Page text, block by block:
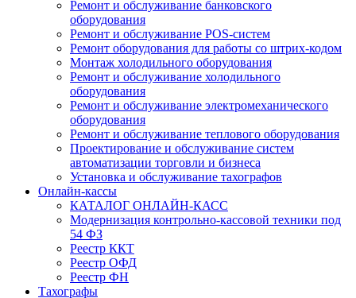
Ремонт и обслуживание банковского
оборудования
Ремонт и обслуживание POS-систем
Ремонт оборудования для работы со штрих-кодом
Монтаж холодильного оборудования
Ремонт и обслуживание холодильного
оборудования
Ремонт и обслуживание электромеханического
оборудования
Ремонт и обслуживание теплового оборудования
Проектирование и обслуживание систем
автоматизации торговли и бизнеса
Установка и обслуживание тахографов
Онлайн-кассы
КАТАЛОГ ОНЛАЙН-КАСС
Модернизация контрольно-кассовой техники под
54 ФЗ
Реестр ККТ
Реестр ОФД
Реестр ФН
Тахографы